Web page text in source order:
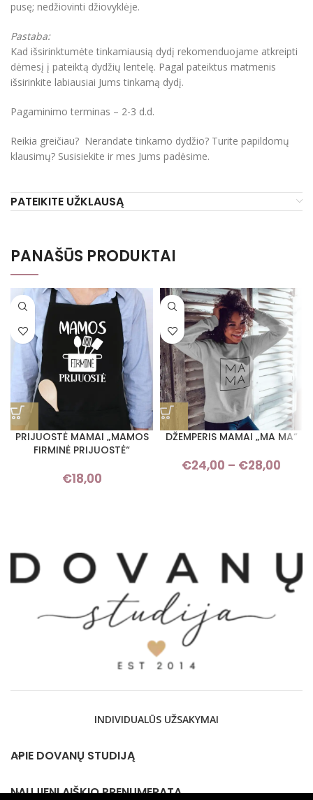
pusę; nedžiovinti džiovyklėje.
Pastaba:
Kad išsirinktumėte tinkamiausią dydį rekomenduojame atkreipti
dėmesį į pateiktą dydžių lentelę. Pagal pateiktus matmenis
išsirinkite labiausiai Jums tinkamą dydį.
Pagaminimo terminas – 2-3 d.d.
Reikia greičiau? Nerandate tinkamo dydžio? Turite papildomų
klausimų? Susisiekite ir mes Jums padėsime.
PATEIKITE UŽKLAUSĄ
PANAŠŪS PRODUKTAI
PRIJUOSTĖ MAMAI „MAMOS
FIRMINĖ PRIJUOSTĖ“
€18,00
DŽEMPERIS MAMAI „MA MA“
€24,00 – €28,00
INDIVIDUALŪS UŽSAKYMAI
APIE DOVANŲ STUDIJĄ
NAUJIENLAIŠKIO PRENUMERATA